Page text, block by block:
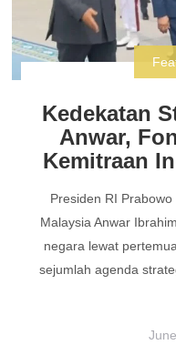
Kedekatan
Anwar,
Kemitraan
Presiden RI
Malaysia Anwar
negara lewat
sejumlah agenda